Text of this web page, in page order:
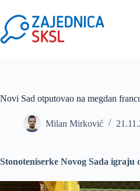
Novi Sad otputovao na megdan
Milan Mirković
Stonoteniserke Novog Sada